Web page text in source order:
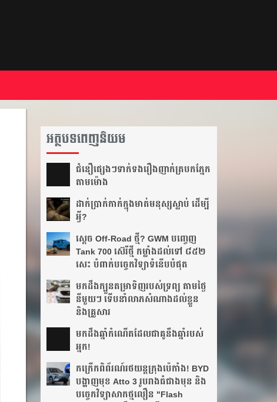
អត្ថបទពេញនិយម
ជំនឿ​ផ្សេងៗ​ទាក់ទង​រឿង​ញាក់​ត្របក​ភ្នែក​
តាម​ម៉ោង​
ដាក់​ប្រាក់​កាក់​ក្នុង​មាត់​មនុស្ស​ស្លាប់ ដើម្បី​
អ្វី?
ស្តេច Off-Road ថ្មី? GWM បញ្ចេញ
Tank 700 ស៊េរីថ្មី កម្លាំងដល់ទៅ ៨៥២
សេះ បំពាក់បច្ចេកវិទ្យាទំនើបបំផុត
មកដឹងក្បួនតម្រាទិញរបស់ទ្រព្យ តាមថ្ងៃ
នីមួយៗ ទើបនាំលាភសំណាងដល់ខ្លួន
និងគ្រួសារ
មក​ដឹងឆ្នាំ​កំណើត​ដែល​ជា​គូ​នឹង​ឆ្នាំ​របស់​
អ្នក!​
កក្រើកពិព័រណ៍រថយន្តក្រុងប៉េកាំង! BYD
បង្ហាញមុខ Atto 3 រូបរាងធំជាងមុន និង
បច្ចេកវិទ្យាសាកថ្មលឿន "Flash